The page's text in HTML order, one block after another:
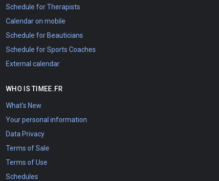
Schedule for Therapists
Calendar on mobile
Schedule for Beauticians
Schedule for Sports Coaches
External calendar
WHO IS TIMEE.FR
What's New
Your personal information
Data Privacy
Terms of Sale
Terms of Use
Schedules